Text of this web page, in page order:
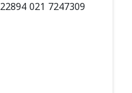
021 7247309